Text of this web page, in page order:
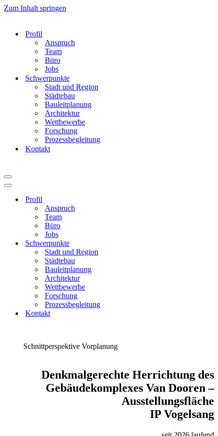
Zum Inhalt springen
Profil
Anspruch
Team
Büro
Jobs
Schwerpunkte
Stadt und Region
Städtebau
Bauleitplanung
Architektur
Wettbewerbe
Forschung
Prozessbegleitung
Kontakt
Navigationsmenü
Navigationsmenü
Profil
Anspruch
Team
Büro
Jobs
Schwerpunkte
Stadt und Region
Städtebau
Bauleitplanung
Architektur
Wettbewerbe
Forschung
Prozessbegleitung
Kontakt
Schnittperspektive Vorplanung
Denkmalgerechte Herrichtung des
Gebäudekomplexes Van Dooren –
Ausstellungsfläche
IP Vogelsang